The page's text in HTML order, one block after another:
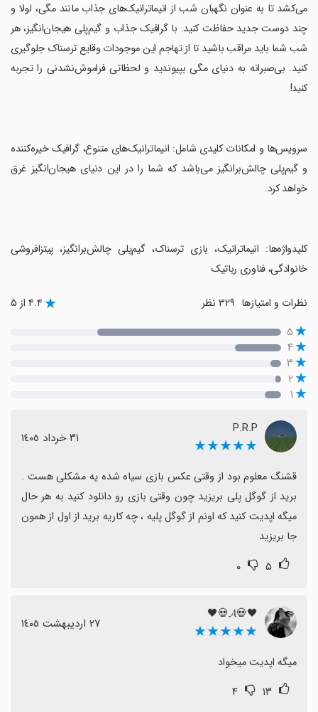
می‌کشد تا به عنوان نگهبان شب از انیماترانیک‌های جذاب مانند مگی، لولا و
چند دوست جدید حفاظت کنید. با گرافیک جذاب و گیم‌پلی هیجان‌انگیز، هر
شب شما باید مراقب باشید تا از تهاجم این موجودات وقایع ترسناک جلوگیری
کنید. بی‌صبرانه به دنیای مگی بپیوندید و لحظاتی فراموش‌نشدنی را تجربه
کنید!
‏سرویس‌ها و امکانات کلیدی شامل: انیماترانیک‌های متنوع، گرافیک خیره‌کننده
و گیم‌پلی چالش‌برانگیز می‌باشد که شما را در این دنیای هیجان‌انگیز غرق
خواهد کرد.
‏کلیدواژه‌ها: انیماترانیک، بازی ترسناک، گیم‌پلی چالش‌برانگیز، پیتزافروشی
خانوادگی، فناوری رباتیک
نظرات و امتیازها ۴.۴ از ۵
۵
۴
۳
۲
۱
P.R.P
★★★★★ ٣١ خرداد ١٤٠٥
جا بریزید
۵ ۰
🖤💀𝓐💀🖤
★★★★★ ٢٧ اردیبهشت ١٤٠٥
میگه اپدیت میخواد
۱۳ ۴